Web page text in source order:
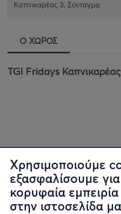
Χρησιμοποιούμε
εξασφαλίσουμε
κορυφαία
στην ιστοσελίδα
Καπνικαρέας 3, Σύνταγμα
Ο ΧΩΡΟΣ
TGI Fridays Καπνικαρέας